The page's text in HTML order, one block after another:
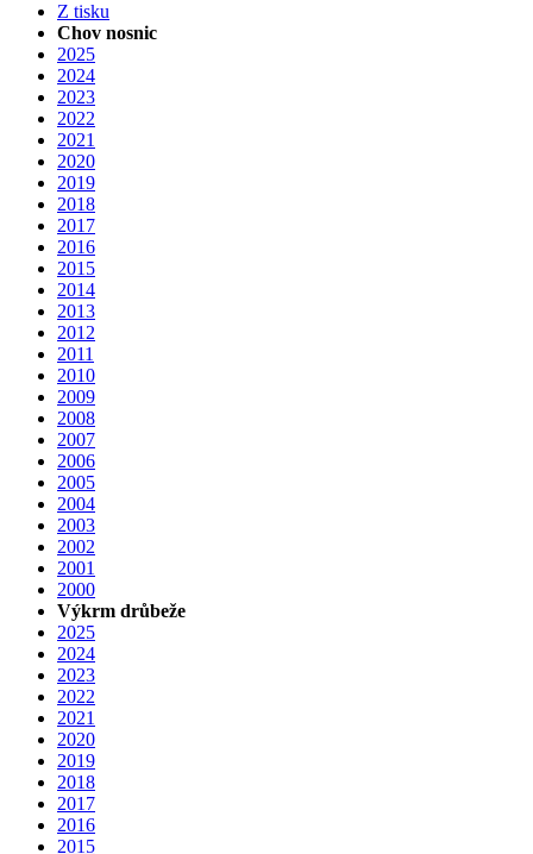
Z tisku
Chov nosnic
2025
2024
2023
2022
2021
2020
2019
2018
2017
2016
2015
2014
2013
2012
2011
2010
2009
2008
2007
2006
2005
2004
2003
2002
2001
2000
Výkrm drůbeže
2025
2024
2023
2022
2021
2020
2019
2018
2017
2016
2015